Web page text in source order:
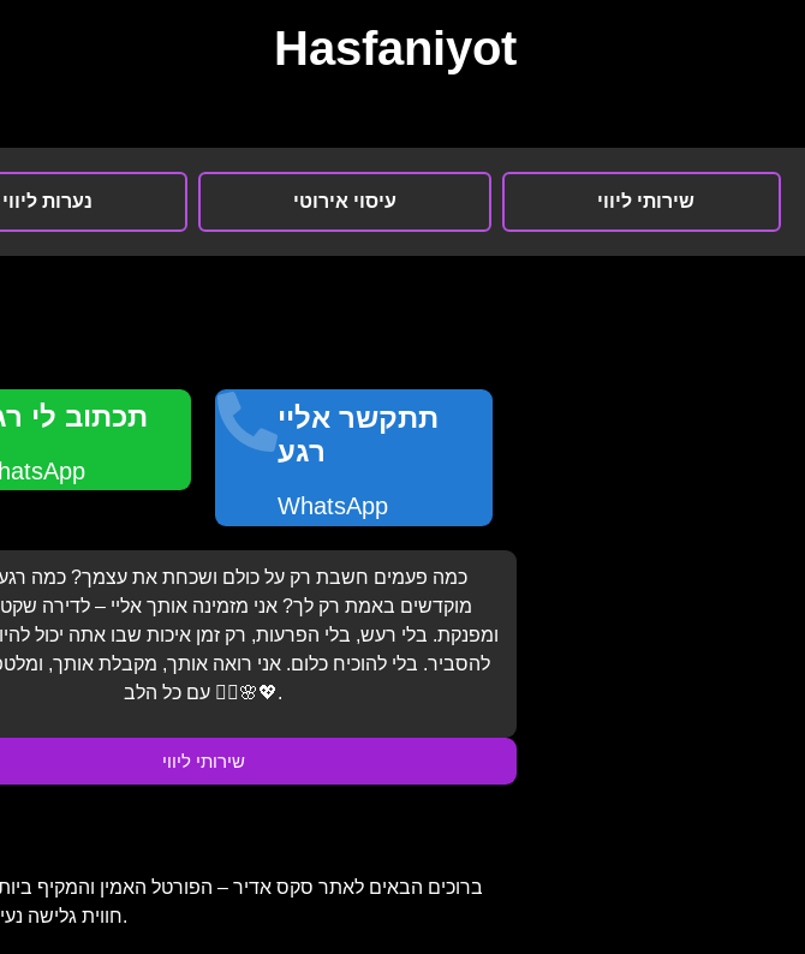
Hasfaniyot
נערות עיסוי אירוטי שירותי ליווי
תכתוב לי
תתקשר אליי
רגע
WhatsApp
כמה פעמים חשבת רק על כולם ושכחת את עצמך? כמה
מוקדשים באמת רק לך? אני מזמינה אותך אליי – לדירה
ומפנקת. בלי רעש, בלי הפרעות, רק זמן איכות שבו אתה יכול
להסביר. בלי להוכיח כלום. אני רואה אותך, מקבלת אותך,
עם כל הלב 💆‍♂️🌸💖.
שירותי ליווי
ברוכים הבאים לאתר סקס אדיר – הפורטל האמין והמקיף ביותר
חווית גלישה נעימה, מהירה ובטוחה, תוך הקפדה על פרטיות המשתמש, עדכניות התוכן ואימות כל מודעה ומודעה באתר.